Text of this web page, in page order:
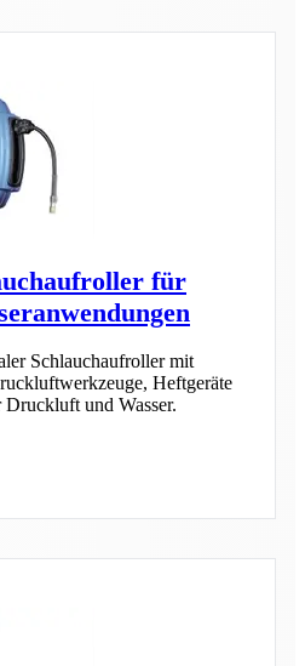
für
Schlauchaufroller mit
Heftgeräte
und Wasser.